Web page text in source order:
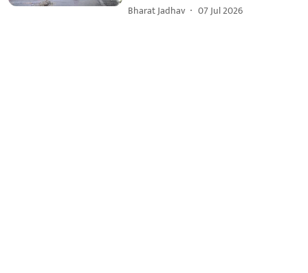
Bharat Jadhav 07 Jul 2026